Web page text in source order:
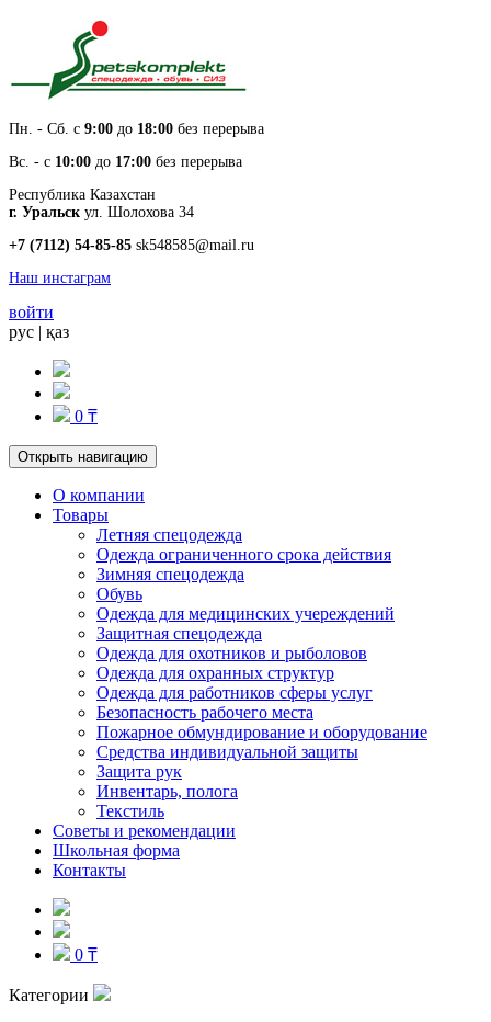
Пн. - Cб. с 9:00 до 18:00 без перерыва
Вс. - с 10:00 до 17:00 без перерыва
Республика Казахстан
г. Уральск ул. Шолохова 34
+7 (7112) 54-85-85 sk548585@mail.ru
Наш инстаграм
войти
рус | қаз
0 ₸
Открыть навигацию
О компании
Товары
Летняя спецодежда
Одежда ограниченного срока действия
Зимняя спецодежда
Обувь
Одежда для медицинских учереждений
Защитная спецодежда
Одежда для охотников и рыболовов
Одежда для охранных структур
Одежда для работников сферы услуг
Безопасность рабочего места
Пожарное обмундирование и оборудование
Средства индивидуальной защиты
Защита рук
Инвентарь, полога
Текстиль
Советы и рекомендации
Школьная форма
Контакты
0 ₸
Категории